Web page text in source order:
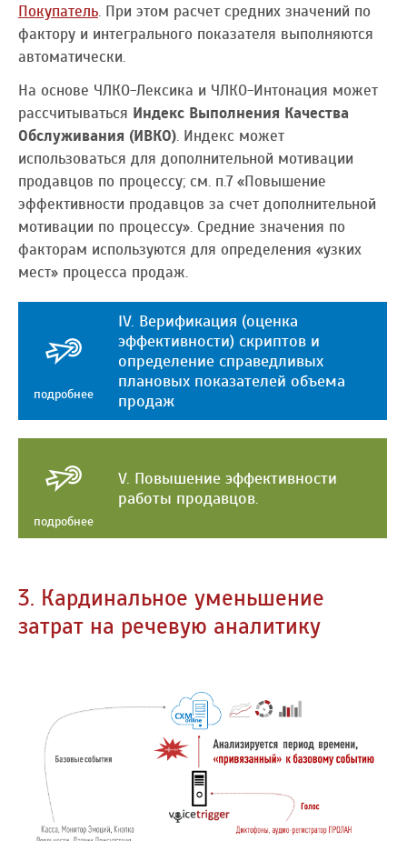
Покупатель. При этом расчет средних значений по
фактору и интегрального показателя выполняются
автоматически.
На основе ЧЛКО-Лексика и ЧЛКО-Интонация может
рассчитываться Индекс Выполнения Качества
Обслуживания (ИВКО). Индекс может
использоваться для дополнительной мотивации
продавцов по процессу; см. п.7 «Повышение
эффективности продавцов за счет дополнительной
мотивации по процессу». Средние значения по
факторам используются для определения «узких
мест» процесса продаж.
подробнее
IV. Верификация (оценка
эффективности) скриптов и
определение справедливых
плановых показателей объема
продаж
подробнее
V. Повышение эффективности
работы продавцов.
3. Кардинальное уменьшение
затрат на речевую аналитику